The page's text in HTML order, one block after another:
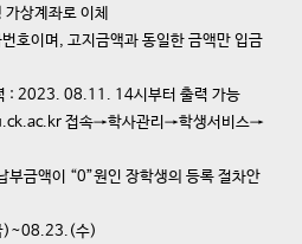
상계좌로 이체
호이며, 고지금액과 동일한 금액만 입금
: 2023. 08.11. 14시부터 출력 가능
접속→학사관리→학생서비스→
금액이 “0”원인 장학생의 등록 절차안
)~08.23.(수)